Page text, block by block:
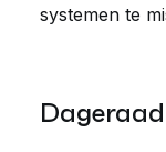
systemen te